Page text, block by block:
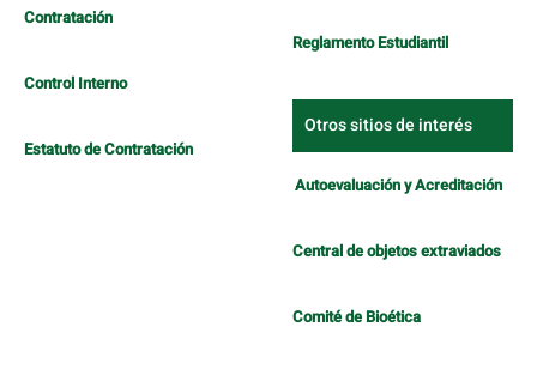
Contratación
Control Interno
Estatuto de Contratación
Reglamento Estudiantil
Otros sitios de interés
Autoevaluación y Acreditación
Central de objetos extraviados
Comité de Bioética